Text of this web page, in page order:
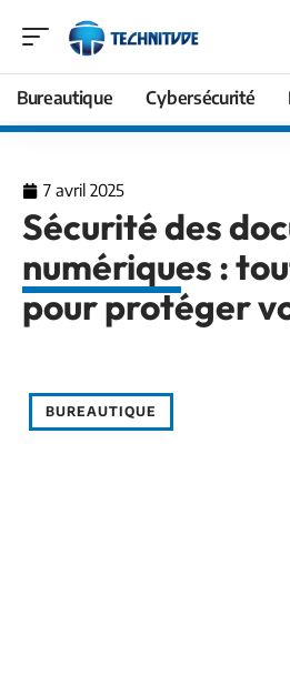
Bureautique Cybersécurité
7 avril 2025
Sécurité des
numériques :
pour protéger
BUREAUTIQUE